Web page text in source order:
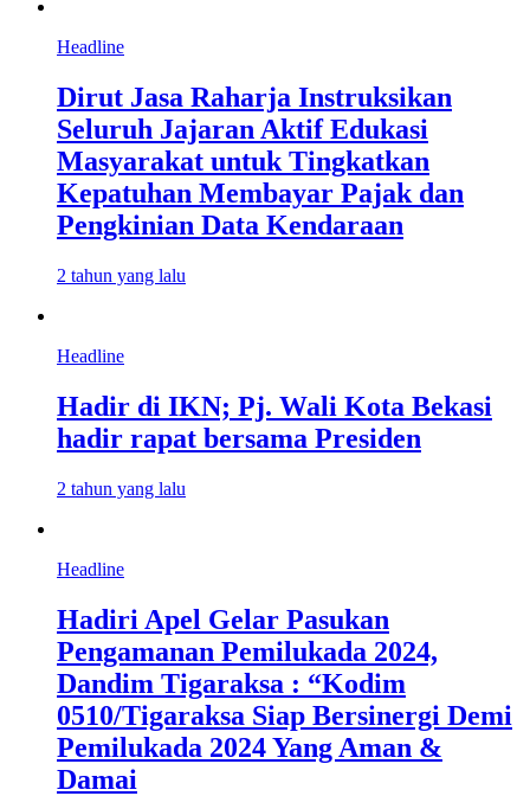
Headline
Dirut Jasa Raharja Instruksikan
Seluruh Jajaran Aktif Edukasi
Masyarakat untuk Tingkatkan
Kepatuhan Membayar Pajak dan
Pengkinian Data Kendaraan
2 tahun yang lalu
Headline
Hadir di IKN; Pj. Wali Kota Bekasi
hadir rapat bersama Presiden
2 tahun yang lalu
Headline
Hadiri Apel Gelar Pasukan
Pengamanan Pemilukada 2024,
Dandim Tigaraksa : “Kodim
0510/Tigaraksa Siap Bersinergi Demi
Pemilukada 2024 Yang Aman &
Damai